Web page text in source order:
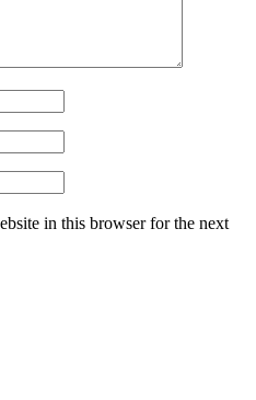
in this browser for the next